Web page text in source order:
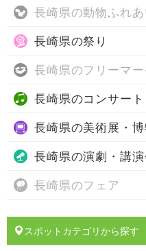
長崎県の動物ふれ
長崎県の祭り
長崎県のフリーマー
長崎県のコンサー
長崎県の美術展・
長崎県の演劇・講
長崎県のフェア
スポットカテゴリから探す